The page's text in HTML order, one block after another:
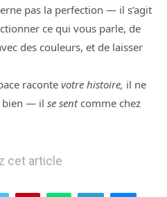
pas la perfection — il s’agit
ce qui vous parle, de
des couleurs, et de laisser
raconte votre histoire, il ne
bien — il se sentcomme chez
cet article